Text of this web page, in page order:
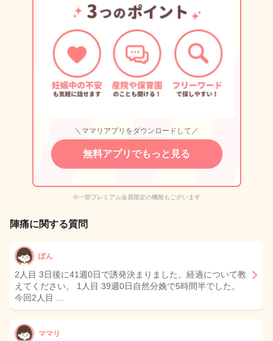
＼ママリアプリをダウンロードして／
無料アプリでもっと見る
※一部プレミアム会員限定の機能もございます
陣痛に関する質問
ぽん
2人目 3日後に41週0日で誘発決まりました。経過について教
えてください。 1人目 39週0日自然分娩で5時間半でした。
今回2人目 …
ママリ